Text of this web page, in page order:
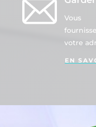
Vous
votre
EN